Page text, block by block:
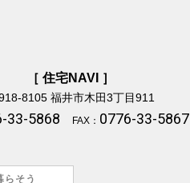
［ 住宅NAVI ］
8105福井市木田3丁目911
33-5868 FAX： 0776-33-5867
らそう